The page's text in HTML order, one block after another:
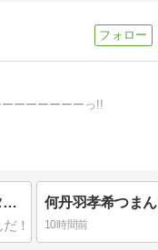
ーーーーーーっ!!
何丹羽孝希つまんでわらいもののネタにして侮辱してやがるオラ!!!!!!!!!!ネタはつまんでサボりまくりのネットに敗北必死丸出し丹羽孝希侮辱のヤラセ仕込みのぶっ込み低脳無能糞尿キムチ食い前頭葉欠落丸出し乞食シラミだな桜井慎一ジジカス!!!!!!!!!!#先立たない男インポ短小イチモツちぢみまくり桜井慎一インポス!!!!!!!!!とっとと死ねオラ!!!!!!!!
10時間前